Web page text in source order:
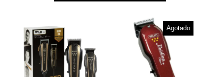
Agotado